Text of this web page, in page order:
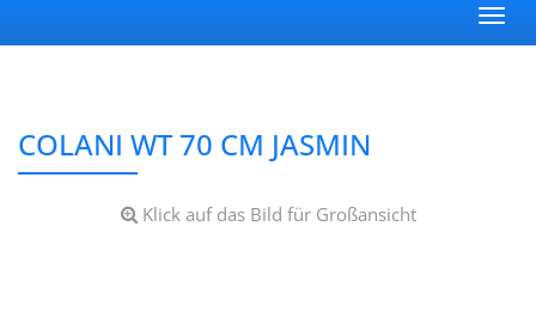
COLANI WT 70 CM JASMIN
Klick auf das Bild für Großansicht